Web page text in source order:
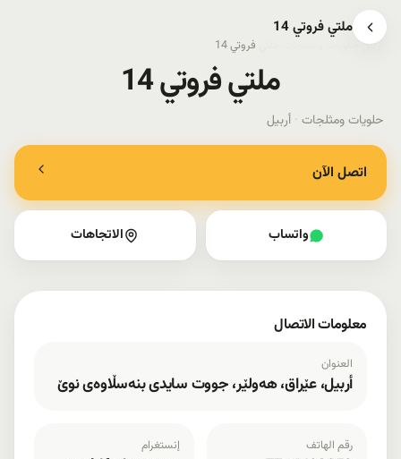
ملتي فروتي 14
أربيل› ملتي فروتي 14
ملتي فروتي 14
حلويات ومثلجات · أربيل
اتصل الآن
واتساب الاتجاهات
معلومات الاتصال
العنوان
أربيل، عێراق، هەولێر، جووت سایدی بنەسڵاوەی نوێ
رقم الهاتف إنستغرام